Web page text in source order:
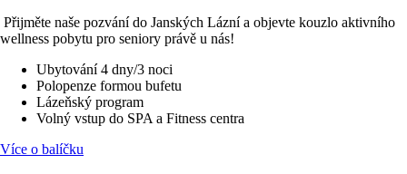
Přijměte naše pozvání do Janských Lázní a objevte kouzlo aktivního
wellness pobytu pro seniory právě u nás!
Ubytování 4 dny/3 noci
Polopenze formou bufetu
Lázeňský program
Volný vstup do SPA a Fitness centra
Více o balíčku